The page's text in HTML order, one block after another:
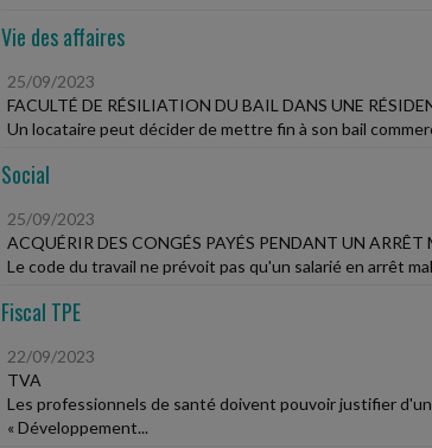
Vie des affaires
25/09/2023
FACULTÉ DE RÉSILIATION DU BAIL DANS UNE
Un locataire peut décider de mettre fin à son bail
Social
25/09/2023
ACQUÉRIR DES CONGÉS PAYÉS PENDANT UN ARRÊT
Le code du travail ne prévoit pas qu'un salarié en arrêt
Fiscal TPE
22/09/2023
TVA
Les professionnels de santé doivent pouvoir justifier
« Développement...